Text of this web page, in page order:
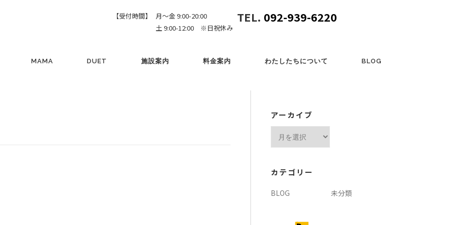
MAMA DUET 施設案内 料金案内 わたしたちについて BLOG
【受付時間】
月～金 9:00-20:00
土 9:00-12:00 ※日祝休み
TEL. 092-939-6220
アーカイブ
ブ
カテゴリー
BLOG 未分類